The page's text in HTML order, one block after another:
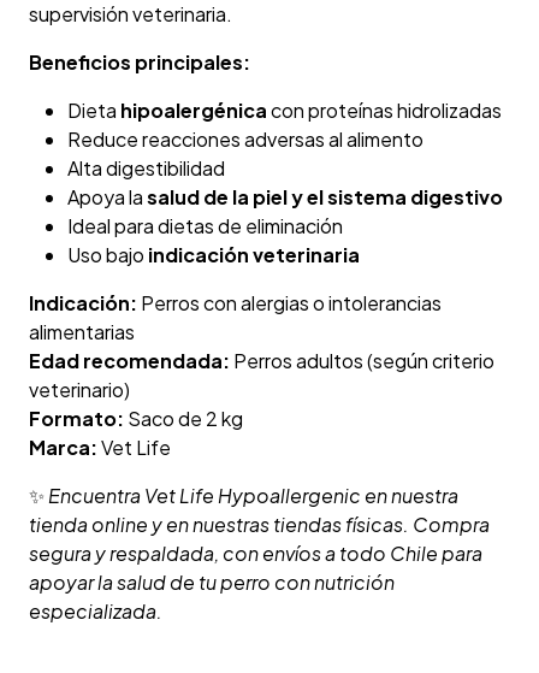
supervisión veterinaria.
Beneficios principales:
Dieta hipoalergénicacon proteínas hidrolizadas
Reduce reacciones adversas al alimento
Alta digestibilidad
Apoya lasalud de la piel y el sistema digestivo
Ideal para dietas de eliminación
Uso bajo indicación veterinaria
Indicación: Perros con alergias o intolerancias
alimentarias
Edad recomendada: Perros adultos (según criterio
veterinario)
Formato: Saco de 2 kg
Marca:Vet Life
✨ Encuentra Vet Life Hypoallergenic en nuestra
tienda online y en nuestras tiendas físicas. Compra
segura y respaldada, con envíos a todo Chile para
apoyar la salud de tu perro con nutrición
especializada.